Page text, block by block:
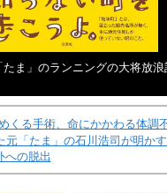
たま」のランニングの大将放浪
くる手術、命にかかわる体調
「たま」の石川浩司が明か
への脱出